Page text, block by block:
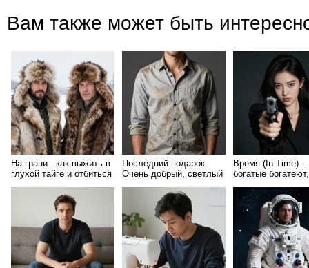
Вам также может быть
На грани - как выжить в
глухой тайге и отбиться
Последний подарок.
Очень добрый, светлый
Время (In Time) -
богатые богатеют,
будет всегда